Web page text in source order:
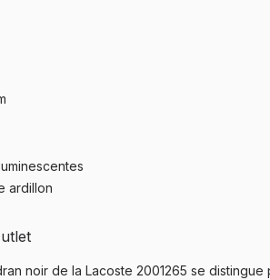
ardillon
noir de la Lacoste 2001265 se